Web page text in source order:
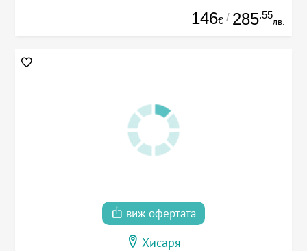
146€ / 285.55
лв.
виж офертата
Хисаря